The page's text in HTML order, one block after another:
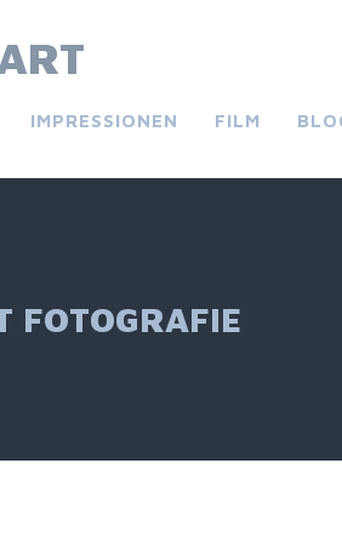
IMPRESSIONEN FILM
FOTOGRAFIE